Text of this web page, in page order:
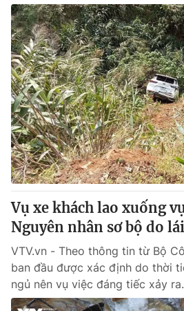
Email:toasoan@vtv.vn
Liên hệ quảng cáo:024-7300.7108
® Cấm sao chép dưới mọi hình thức
thuận bằng văn bản. Ghi rõ nguồn
thông tin từ website này.
Vụ xe khách lao xuống
Nguyên nhân sơ bộ do
VTV.vn - Theo thông tin từ Bộ
ban đầu được xác định do thời
ngủ nên vụ việc đáng tiếc xảy ra.